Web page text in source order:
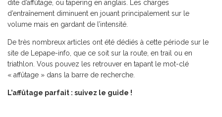
dite d’affûtage, ou tapering en anglais. Les charges
d’entraînement diminuent en jouant principalement sur le
volume mais en gardant de l’intensité.
De très nombreux articles ont été dédiés à cette période sur le
site de Lepape-info, que ce soit sur la route, en trail ou en
triathlon. Vous pouvez les retrouver en tapant le mot-clé
« affûtage » dans la barre de recherche.
L’affûtage parfait : suivez le guide !